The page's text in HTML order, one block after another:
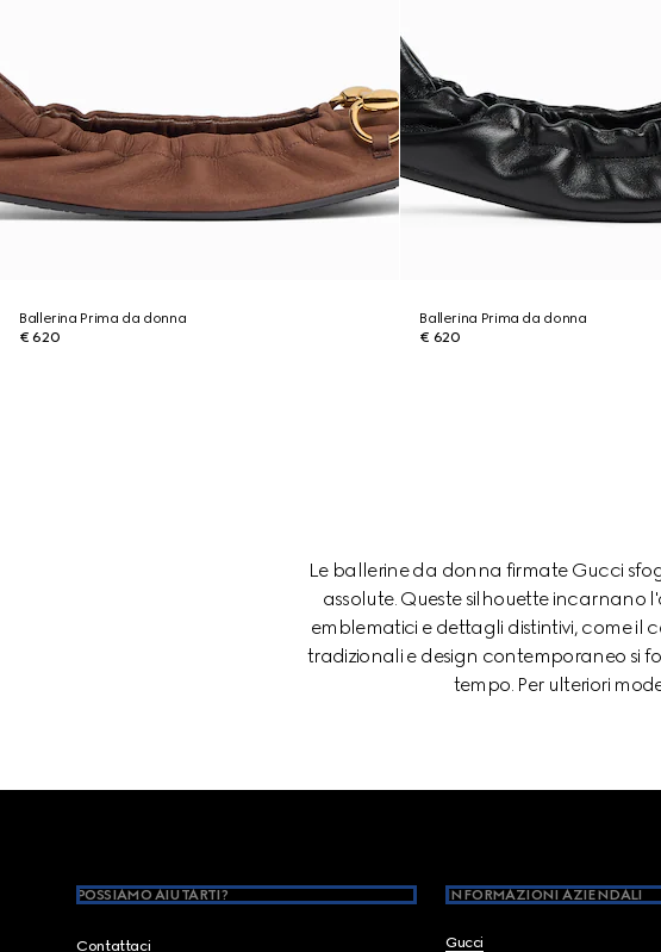
Ballerina Prima da donna
€ 620
Ballerina Prima da donna
€ 620
Le ballerine da donna firmate Gucci
assolute. Queste silhouette
emblematici e dettagli distintivi, come il
tradizionali e design contemporaneo si
tempo. Per ulteriori
POSSIAMO AIUTARTI?
Contattaci
INFORMAZIONI AZIENDALI
Gucci